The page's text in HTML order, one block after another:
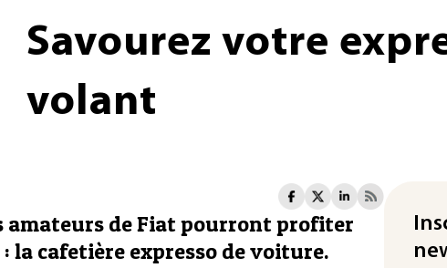
Savourez votre
volant
amateurs de Fiat pourront profiter
la cafetière expresso de voiture.